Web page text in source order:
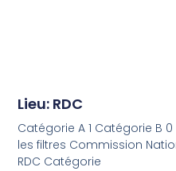
Lieu: RDC
Catégorie A 1 Catégorie B
les filtres Commission
RDC Catégorie